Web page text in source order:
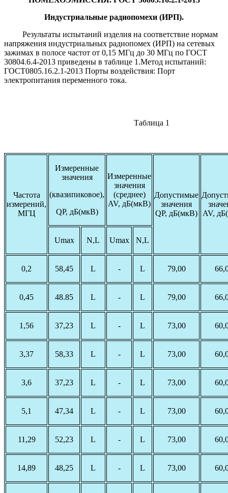
Индустриальные радиопомехи (ИРП).
Результаты испытаний изделия на соответствие нормам
напряжения индустриальных радиопомех (ИРП) на сетевых
зажимах в полосе частот от 0,15 МГц до 30 МГц по ГОСТ
30804.6.4-2013 приведены в таблице 1.Метод испытаний:
ГОСТ0805.16.2.1-2013 Порты воздействия: Порт
электропитания переменного тока.
Таблица 1
Частота
измерений,
МГЦ
Измеренные
значения
(квазипиковое),
QP, дБ(мкВ)
Измеренные
значения
(среднее)
AV, дБ(мкВ)
Допустимые
значения
QP, дБ(мкВ)
AV,
Umax N,L Umax N,L
0,2 58,45 L - L 79,00
0,45 48.85 L - L 79,00
1,56 37,23 L - L 73,00
3,37 58,33 L - L 73,00
3,6 37,23 L - L 73,00
5,1 47,34 L - L 73,00
11,29 52,23 L - L 73,00
14,89 48,25 L - L 73,00